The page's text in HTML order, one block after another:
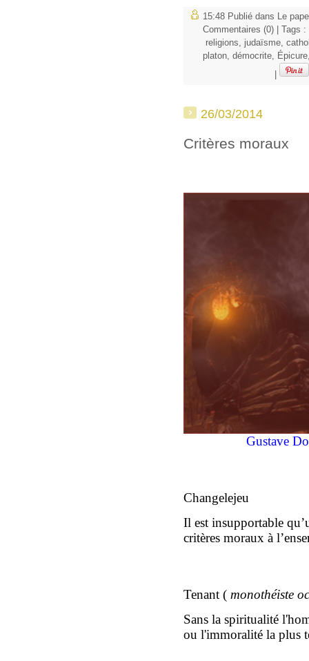
15:48 Publié dans
Le
Commentaires (0) | Tags :
religions
judaïsme
platon démocrite Épicure
26/03/2014
Critères moraux
Gustave
Changelejeu
Il est insupportable
critères moraux à
Tenant ( monothéiste
Sans la spiritualité
ou l'immoralité la plus